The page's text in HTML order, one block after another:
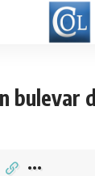
bulevar